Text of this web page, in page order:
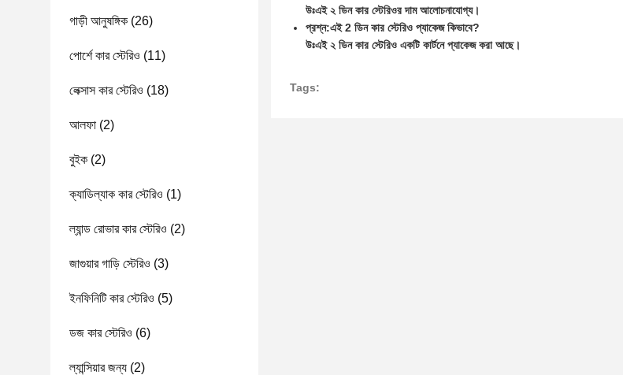
গাড়ী আনুষঙ্গিক (26)
পোর্শে কার স্টেরিও (11)
লেক্সাস কার স্টেরিও (18)
আলফা (2)
বুইক (2)
ক্যাডিল্যাক কার স্টেরিও (1)
ল্যান্ড রোভার কার স্টেরিও (2)
জাগুয়ার গাড়ি স্টেরিও (3)
ইনফিনিটি কার স্টেরিও (5)
ডজ কার স্টেরিও (6)
ল্যান্সিয়ার জন্য (2)
উঃএই ২ ডিন কার স্টেরিওর দাম আলোচনাযোগ্য।
প্রশ্ন:এই 2 ডিন কার স্টেরিও প্যাকেজ কিভাবে?
উঃএই ২ ডিন কার স্টেরিও একটি কার্টনে প্যাকেজ করা আছে।
Tags: